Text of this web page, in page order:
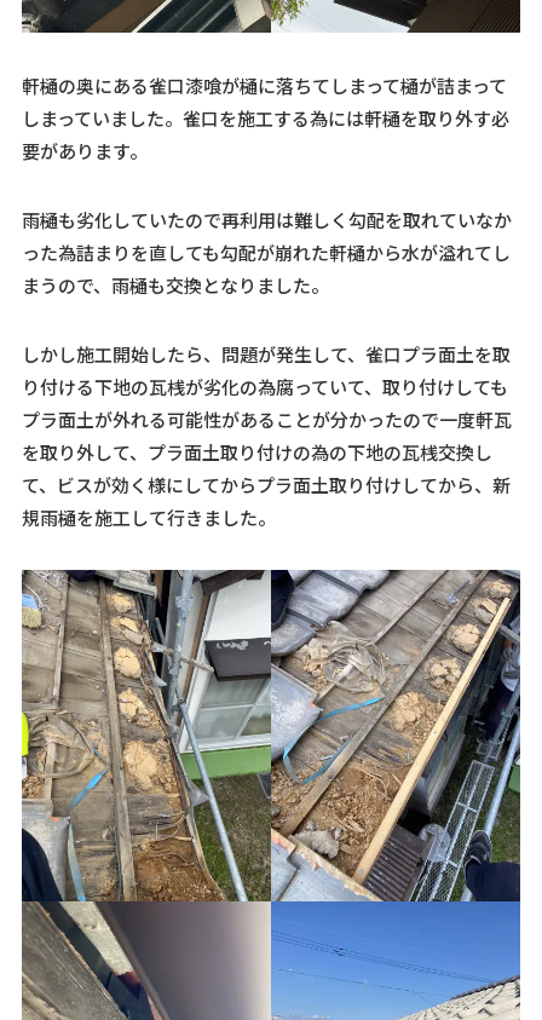
軒樋の奥にある雀口漆喰が樋に落ちてしまって樋が詰まって
しまっていました。雀口を施工する為には軒樋を取り外す必
要があります。
雨樋も劣化していたので再利用は難しく勾配を取れていなか
った為詰まりを直しても勾配が崩れた軒樋から水が溢れてし
まうので、雨樋も交換となりました。
しかし施工開始したら、問題が発生して、雀口プラ面土を取
り付ける下地の瓦桟が劣化の為腐っていて、取り付けしても
プラ面土が外れる可能性があることが分かったので一度軒瓦
を取り外して、プラ面土取り付けの為の下地の瓦桟交換し
て、ビスが効く様にしてからプラ面土取り付けしてから、新
規雨樋を施工して行きました。